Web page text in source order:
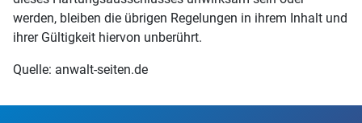
werden, bleiben die übrigen Regelungen in ihrem Inhalt und
ihrer Gültigkeit hiervon unberührt.
Quelle: anwalt-seiten.de